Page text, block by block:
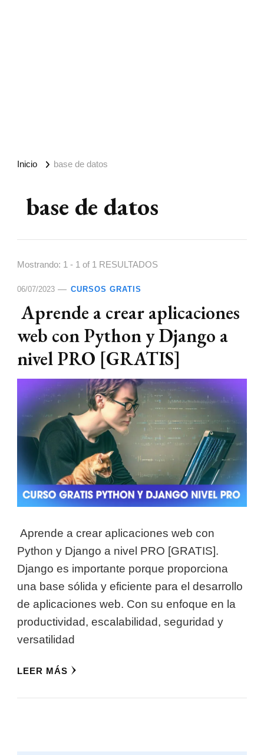
Inicio base de datos
base de datos
Mostrando: 1 - 1 of 1 RESULTADOS
06/07/2023 CURSOS GRATIS
Aprende a crear aplicaciones
web con Python y Django a
nivel PRO [GRATIS]
Aprende a crear aplicaciones web con
Python y Django a nivel PRO [GRATIS].
Django es importante porque proporciona
una base sólida y eficiente para el desarrollo
de aplicaciones web. Con su enfoque en la
productividad, escalabilidad, seguridad y
versatilidad
LEER MÁS